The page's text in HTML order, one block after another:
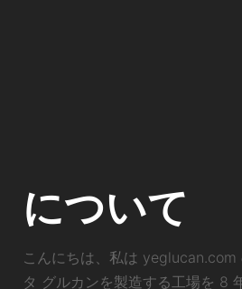
について
こんにちは、私は
タ グルカンを製造する工場を 8